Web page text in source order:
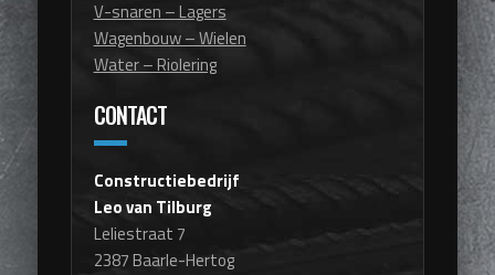
V-snaren – Lagers
Wagenbouw – Wielen
Water – Riolering
CONTACT
Constructiebedrijf
Leo van Tilburg
Leliestraat 7
2387 Baarle-Hertog